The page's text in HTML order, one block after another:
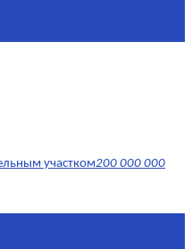
участком200 000 000